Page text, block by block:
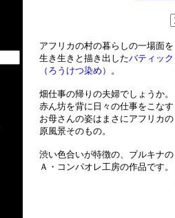
アフリカの村の暮らしの一場面を
生き生きと描き出したバティック
（ろうけつ染め） 。
畑仕事の帰りの夫婦でしょうか。
赤ん坊を背に日々の仕事をこなす
お母さんの姿はまさにアフリカの
原風景そのもの。
渋い色合いが特徴の、ブルキナの
Ａ・コンパオレ工房の作品です。